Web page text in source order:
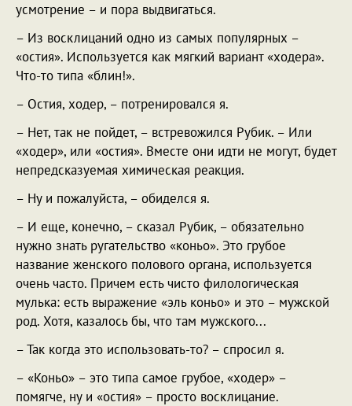
усмотрение – и пора выдвигаться.
– Из восклицаний одно из самых популярных –
«остия». Используется как мягкий вариант «ходера».
Что-то типа «блин!».
– Остия, ходер, – потренировался я.
– Нет, так не пойдет, – встревожился Рубик. – Или
«ходер», или «остия». Вместе они идти не могут, будет
непредсказуемая химическая реакция.
– Ну и пожалуйста, – обиделся я.
– И еще, конечно, – сказал Рубик, – обязательно
нужно знать ругательство «коньо». Это грубое
название женского полового органа, используется
очень часто. Причем есть чисто филологическая
мулька: есть выражение «эль коньо» и это – мужской
род. Хотя, казалось бы, что там мужского...
– Так когда это использовать-то? – спросил я.
– «Коньо» – это типа самое грубое, «ходер» –
помягче, ну и «остия» – просто восклицание.